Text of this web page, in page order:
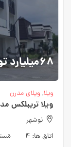
۶۸میلیارد
ویلا,ویلای مدرن
ویلا تریبلکس
نوشهر
اتاق ها: ۴